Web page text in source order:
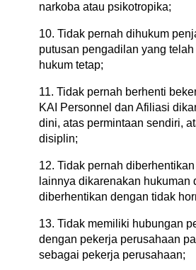
narkoba atau psikotropika;
10. Tidak pernah dihukum
putusan pengadilan yang
hukum tetap;
11. Tidak pernah berhenti
KAI Personnel dan Afiliasi
dini, atas permintaan sendiri,
disiplin;
12. Tidak pernah
lainnya dikarenakan hukuman
diberhentikan dengan tidak
13. Tidak memiliki hubungan
dengan pekerja perusahaan
sebagai pekerja perusahaan;